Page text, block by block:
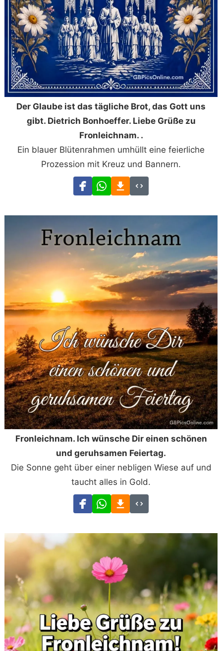
Der Glaube ist das tägliche Brot, das Gott uns
gibt. Dietrich Bonhoeffer. Liebe Grüße zu
Fronleichnam. .
Ein blauer Blütenrahmen umhüllt eine feierliche
Prozession mit Kreuz und Bannern.
Fronleichnam. Ich wünsche Dir einen schönen
und geruhsamen Feiertag.
Die Sonne geht über einer nebligen Wiese auf und
taucht alles in Gold.